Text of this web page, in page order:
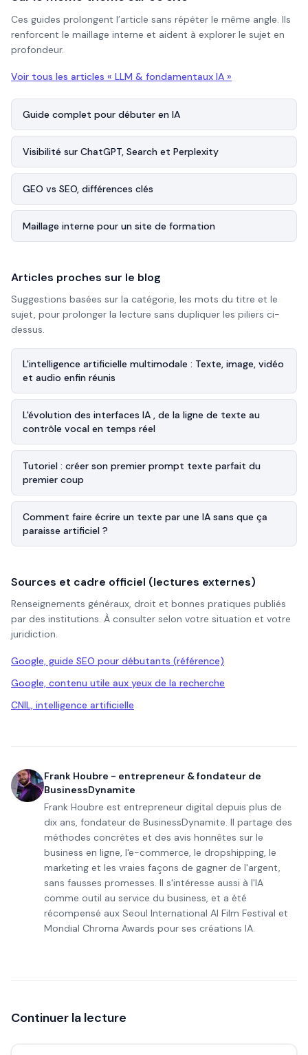
Ces guides prolongent l’article sans répéter le même angle. Ils
renforcent le maillage interne et aident à explorer le sujet en
profondeur.
Voir tous les articles « LLM & fondamentaux IA »
Guide complet pour débuter en IA
Visibilité sur ChatGPT, Search et Perplexity
GEO vs SEO, différences clés
Maillage interne pour un site de formation
Articles proches sur le blog
Suggestions basées sur la catégorie, les mots du titre et le
sujet, pour prolonger la lecture sans dupliquer les piliers ci-
dessus.
L'intelligence artificielle multimodale : Texte, image, vidéo
et audio enfin réunis
L'évolution des interfaces IA , de la ligne de texte au
contrôle vocal en temps réel
Tutoriel : créer son premier prompt texte parfait du
premier coup
Comment faire écrire un texte par une IA sans que ça
paraisse artificiel ?
Sources et cadre officiel (lectures externes)
Renseignements généraux, droit et bonnes pratiques publiés
par des institutions. À consulter selon votre situation et votre
juridiction.
Google, guide SEO pour débutants (référence)
Google, contenu utile aux yeux de la recherche
CNIL, intelligence artificielle
Frank Houbre - entrepreneur & fondateur de
BusinessDynamite
Frank Houbre est entrepreneur digital depuis plus de
dix ans, fondateur de BusinessDynamite. Il partage des
méthodes concrètes et des avis honnêtes sur le
business en ligne, l'e-commerce, le dropshipping, le
marketing et les vraies façons de gagner de l'argent,
sans fausses promesses. Il s'intéresse aussi à l'IA
comme outil au service du business, et a été
récompensé aux Seoul International AI Film Festival et
Mondial Chroma Awards pour ses créations IA.
Continuer la lecture